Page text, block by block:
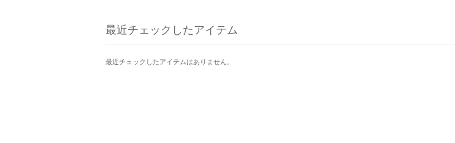
ポーツミックススタイルや 韓国コー
デとの相性も◎
最近チェックしたアイテム
最近チェックしたアイテムはありません。